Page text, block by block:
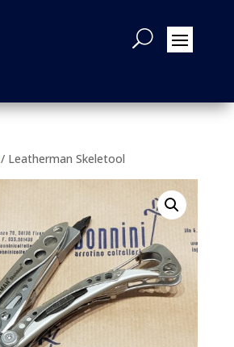
/ Leatherman Skeletool